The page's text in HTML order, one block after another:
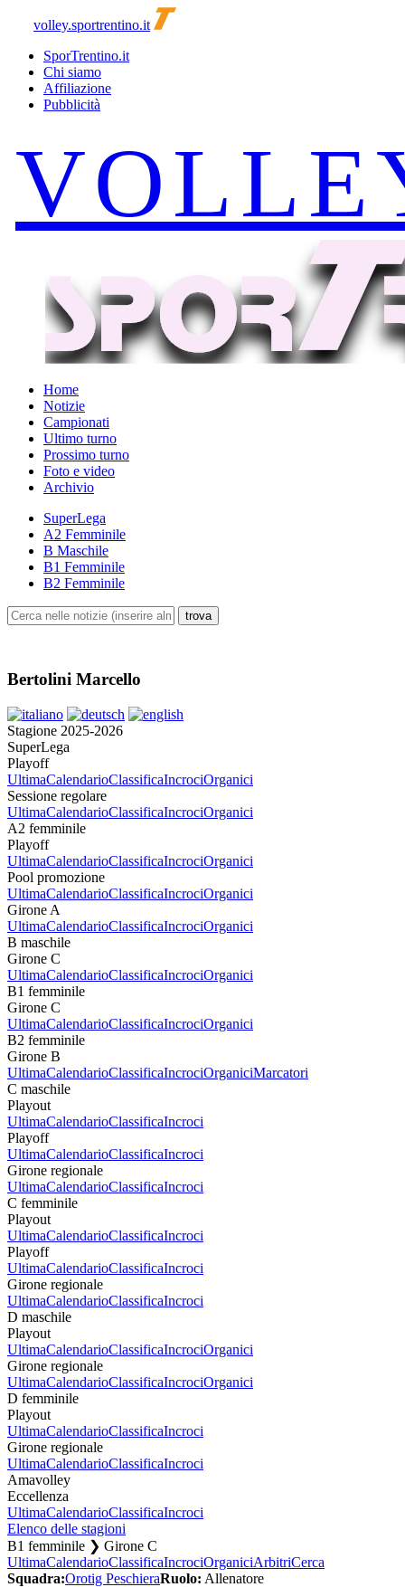
volley.sportrentino.it
SporTrentino.it
Chi siamo
Affiliazione
Pubblicità
Home
Notizie
Campionati
Ultimo turno
Prossimo turno
Foto e video
Archivio
SuperLega
A2 Femminile
B Maschile
B1 Femminile
B2 Femminile
Bertolini Marcello
Stagione 2025-2026
SuperLega
Playoff
UltimaCalendarioClassificaIncrociOrganici
Sessione regolare
UltimaCalendarioClassificaIncrociOrganici
A2 femminile
Playoff
UltimaCalendarioClassificaIncrociOrganici
Pool promozione
UltimaCalendarioClassificaIncrociOrganici
Girone A
UltimaCalendarioClassificaIncrociOrganici
B maschile
Girone C
UltimaCalendarioClassificaIncrociOrganici
B1 femminile
Girone C
UltimaCalendarioClassificaIncrociOrganici
B2 femminile
Girone B
UltimaCalendarioClassificaIncrociOrganiciMarcatori
C maschile
Playout
UltimaCalendarioClassificaIncroci
Playoff
UltimaCalendarioClassificaIncroci
Girone regionale
UltimaCalendarioClassificaIncroci
C femminile
Playout
UltimaCalendarioClassificaIncroci
Playoff
UltimaCalendarioClassificaIncroci
Girone regionale
UltimaCalendarioClassificaIncroci
D maschile
Playout
UltimaCalendarioClassificaIncrociOrganici
Girone regionale
UltimaCalendarioClassificaIncrociOrganici
D femminile
Playout
UltimaCalendarioClassificaIncroci
Girone regionale
UltimaCalendarioClassificaIncroci
Amavolley
Eccellenza
UltimaCalendarioClassificaIncroci
Elenco delle stagioni
B1 femminile ❯ Girone C
UltimaCalendarioClassificaIncrociOrganiciArbitriCerca
Squadra:Orotig PeschieraRuolo: Allenatore